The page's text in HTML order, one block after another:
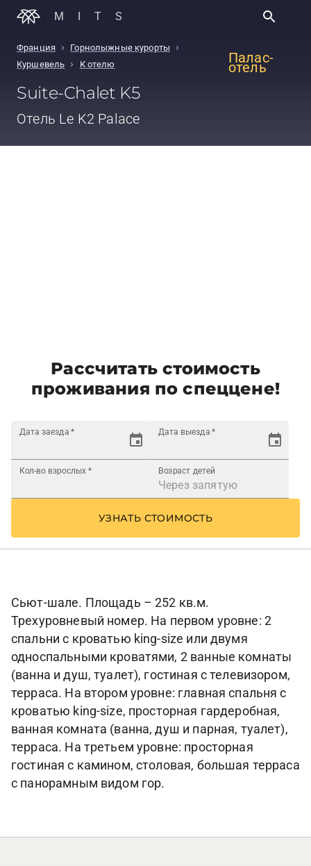
MITS
Палас-
отель
Франция › Горнолыжные курорты ›
Куршевель › К отелю
Suite-Chalet K5
Отель Le K2 Palace
Рассчитать стоимость
проживания по спеццене!
Дата заезда * Дата выезда *
Кол-во взрослых * Возраст детей
УЗНАТЬ СТОИМОСТЬ
Сьют-шале. Площадь – 252 кв.м.
Трехуровневый номер. На первом уровне: 2
спальни с кроватью king-size или двумя
односпальными кроватями, 2 ванные комнаты
(ванна и душ, туалет), гостиная с телевизором,
терраса. На втором уровне: главная спальня с
кроватью king-size, просторная гардеробная,
ванная комната (ванна, душ и парная, туалет),
терраса. На третьем уровне: просторная
гостиная с камином, столовая, большая терраса
с панорамным видом гор.